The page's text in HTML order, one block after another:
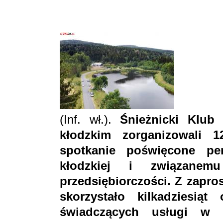
(Inf. wł.). Śnieżnicki Klub
kłodzkim zorganizowali
spotkanie poświęcone
kłodzkiej i
przedsiębiorczości. Z
skorzystało
świadczących usługi